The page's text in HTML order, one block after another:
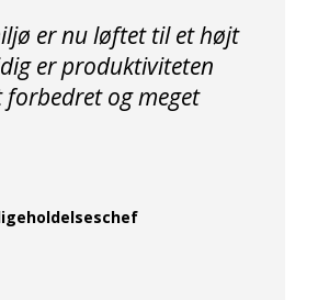
er nu løftet til et højt
er produktiviteten
og meget